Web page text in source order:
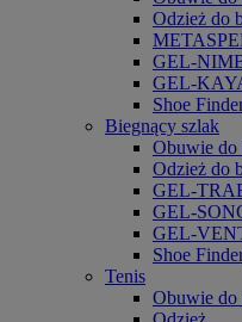
Odzież do
GEL-
GEL-
Shoe
Biegnący szlak
Obuwie do
Odzież do
GEL-
GEL-
GEL-
Shoe
Tenis
Obuwie do